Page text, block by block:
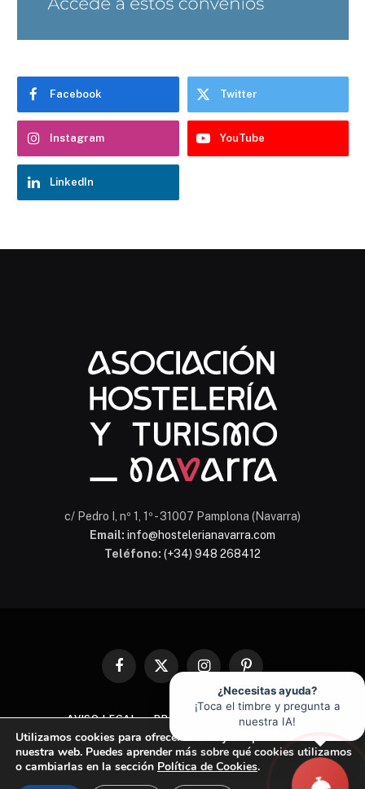
Facebook Twitter
Instagram YouTube
LinkedIn
¿Necesitas ayuda?
¡Toca el timbre y pregunta a
nuestra IA!
Chatbot Hostelería Navarra
En línea
c/ Pedro I, nº 1, 1º - 31007 Pamplona (Navarra)
Email: info@hostelerianavarra.com
Teléfono: (+34) 948 268412
Facebook
X
(Twitter)
InstagramPinterest
AVISO LEGAL PROTECCIÓN DE DATOS
POLÍTICA DE COOKIES
© 2026 Asociación de Hostelería y Turismo de Navarra
Utilizamos cookies para ofrecerte la mejor experiencia en
nuestra web. Puedes aprender más sobre qué cookies utilizamos
o cambiarlas en la sección Política de Cookies.